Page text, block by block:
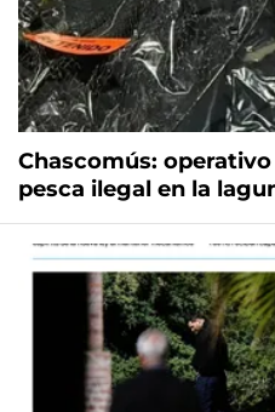
Chascomús:
pesca ilegal en la